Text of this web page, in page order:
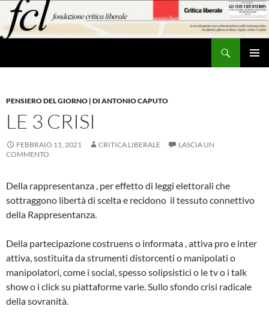
contenuto
PENSIERO DEL GIORNO | DI ANTONIO CAPUTO
LE 3 CRISI
FEBBRAIO 11, 2021 CRITICA LIBERALE
LASCIA UN
COMMENTO
Della rappresentanza , per effetto di leggi elettorali che
sottraggono libertà di scelta e recidono il tessuto connettivo
della Rappresentanza.
Della partecipazione costruens o informata , attiva pro e inter
attiva, sostituita da strumenti distorcenti o manipolati o
manipolatori, come i social, spesso solipsistici o le tv o i talk
show o i click su piattaforme varie. Sullo sfondo crisi radicale
della sovranità.